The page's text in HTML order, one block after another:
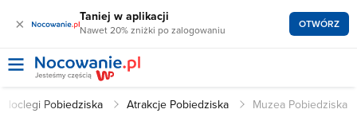
× Taniej w aplikacji
Nawet 20% zniżki po zalogowaniu OTWÓRZ
Noclegi Pobiedziska Atrakcje Pobiedziska Muzea Pobiedziska